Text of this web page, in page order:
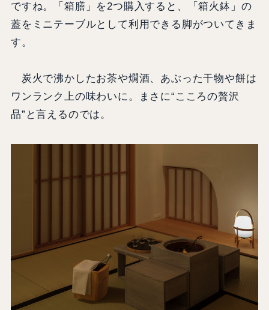
ですね。「箱膳」を2つ購入すると、「箱火鉢」の
蓋をミニテーブルとして利用できる脚がついてきま
す。
炭火で沸かしたお茶や燗酒、あぶった干物や餅は
ワンランク上の味わいに。まさに“こころの贅沢
品”と言えるのでは。